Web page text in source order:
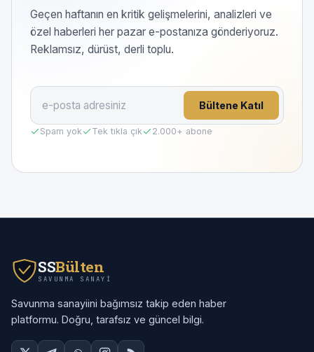
Geçen haftanın en kritik gelişmelerini, analizleri ve
özel haberleri her pazar e-postanıza gönderiyoruz.
Reklamsız, dürüst, derli toplu.
Bültene Katıl
Spam yok Tek tıkla çık 2.000+ abone
SSBülten
SAVUNMA SANAYI
Savunma sanayiini bağımsız takip eden haber
platformu. Doğru, tarafsız ve güncel bilgi.